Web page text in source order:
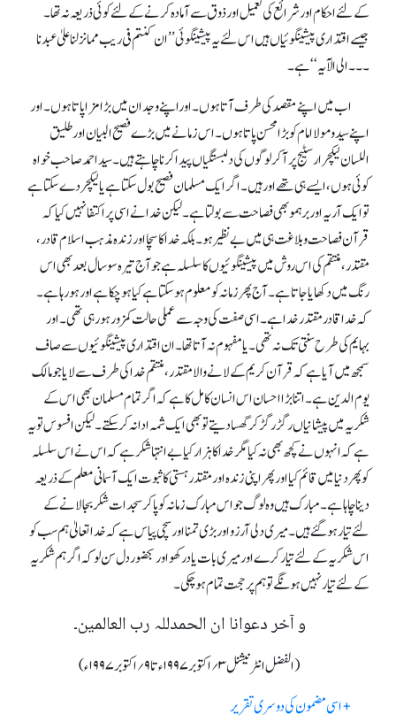
کے لئے احکام اور شرائع کی تعمیل اور ذوق سے آمادہ کرنے کے لئے کوئی ذریعہ نہ تھا۔
جیسے اقتداری پیشینگوئیاں ہیں اس لئے یہ پیشینگوئی ’’ان کنتم فی ریب مما نزلنا علیٰ عبدنا
۔۔۔ الی الآیہ‘‘ ہے۔
اب میں اپنے مقصد کی طرف آتا ہوں۔ اوراپنے وجدان میں بڑا مزا پاتا ہوں۔ اور
اپنے سید و مولا امام کو بڑا محسن پاتا ہوں۔ اس زمانے میں بڑے فصیح البیان اور طلیق
اللسان لیکچرار سٹیج پر آ کر لوگوں کی دلبستگیاں پیدا کرنا چاہتے ہیں۔ سید احمد صاحب خواہ
کوئی ہوں ، ایسے ہی تھے اور ہیں۔ اگر ایک مسلمان فصیح بول سکتا ہے یا لیکچر دے سکتا ہے
تو ایک آریہ اور برہمو بھی فصاحت سے بولتا ہے۔ لیکن خدا نے اسی پر اکتفا نہیں کیا کہ
قرآن فصاحت و بلاغت ہی میں بے نظیر ہو۔ بلکہ خدا کا سچا اور زندہ مذہب اسلام قادر،
مقتدر، منتقم کی اس روش میں پیشینگوئیوں کا سلسلہ ہے جو آج تیرہ سو سال بعد بھی اس
رنگ میں دکھایا جاتا ہے۔ آج پھر زمانہ کو معلوم ہوسکتا ہے کیا ہو چکا ہے اور ہو رہا ہے۔
کہ خدا قادر مقتدر خدا ہے۔ اسی صفت کی وجہ سے عملی حالت کمزور ہو رہی تھی۔ اور
بہایم کی طرح سنتی تک نہ تھی۔ یا مفہوم نہ آتا تھا۔ ان اقتداری پیشینگوئیوں سے صاف
سمجھ میں آیا ہے کہ قرآن کریم کے لانے والا مقتدر، منتقم خدا کی طرف سے لایا جو مالک
یوم الدین ہے۔ اتنا بڑا احسان اس انسا ن کامل کا ہے کہ اگر تمام مسلمان بھی اس کے
شکریہ میں پیشانیاں رگڑ رگڑ کر گھسا دیتے تو بھی ایک شمہ ادا نہ کر سکتے ۔ لیکن افسوس تو یہ
ہے کہ انہوں نے کچھ بھی نہ کیا مگر خدا کا ہزار کیا بے انتہا شکرہے کہ اس نے اس سلسلہ
کو پھر دنیا میں قائم کیا اور پھر اپنی زندہ اور مقتدر ہستی کا ثبوت ایک آسمانی معلم کے ذریعہ
دینا چاہا ہے۔ مبارک ہیں وہ لوگ جو اس مبارک زمانہ کو پا کر سجدات شکر بجا لانے کے
لئے تیار ہو گئے ہیں ۔ میری دلی آرزو اور بڑی تمنا اور سچی پیاس ہے کہ خدا تعالیٰ ہم سب کو
اس شکریہ کے لئے تیار کرے اور میری بات یادرکھو اور بحضور دل سن لو کہ اگر ہم شکریہ
کے لئے تیار نہیں ہونگے تو ہم پر حجت تمام ہو چکی ۔
و آخر دعوانا ان الحمدللہ رب العالمین۔
(الفضل انٹرنیشنل ۳؍اکتوبر ۱۹۹۷ء تا ۹؍اکتوبر ۱۹۹۷ء)
+ اسی مضمون کی دوسری تقریر